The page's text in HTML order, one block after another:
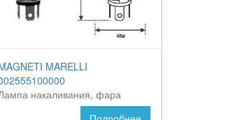
MARELLI
накаливания, фара